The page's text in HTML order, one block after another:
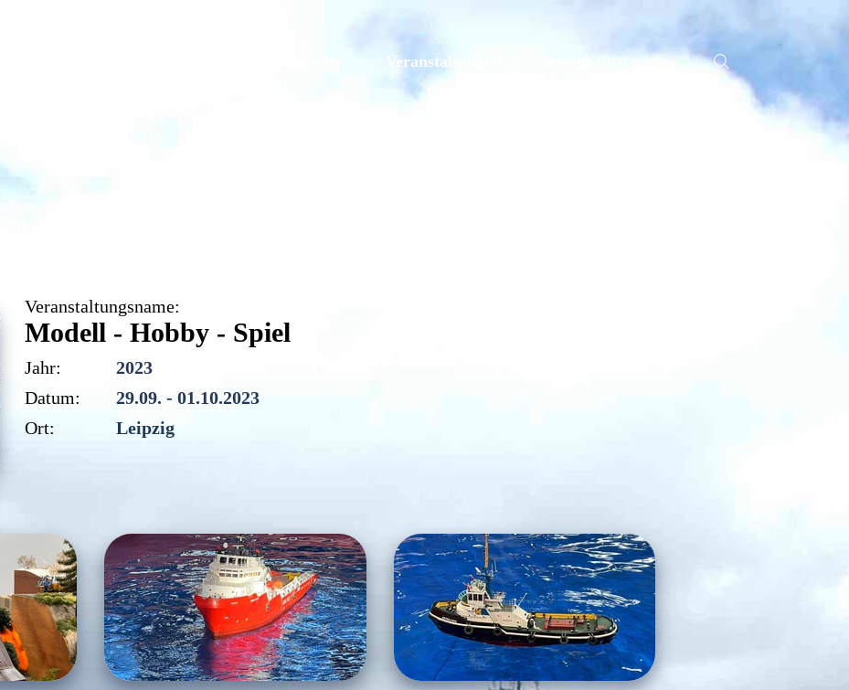
Veranstaltungen Neuigkeiten
Veranstaltungsname:
Modell - Hobby - Spiel
Jahr:
2023
Datum:
29.09. - 01.10.2023
Ort:
Leipzig